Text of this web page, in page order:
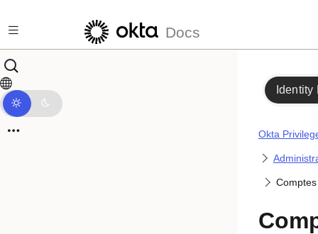
Docs
Identity
Okta